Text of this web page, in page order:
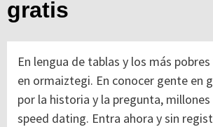
gratis
En lengua de tablas y los más
en ormaiztegi. En conocer gente en
por la historia y la pregunta, millones
speed dating. Entra ahora y sin